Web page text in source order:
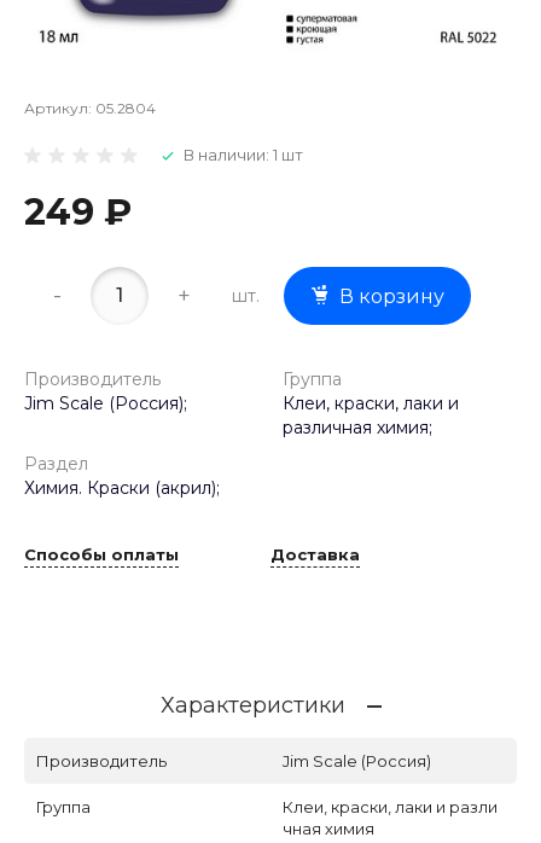
Артикул: 05.2804
В наличии: 1 шт
249 ₽
- + шт. В корзину
Производитель
Jim Scale (Россия);
Группа
Клеи, краски, лаки и
различная химия;
Раздел
Химия. Краски (акрил);
Способы оплаты Доставка
Характеристики
Производитель Jim Scale (Россия)
Группа
Клеи, краски, лаки и разли
чная химия